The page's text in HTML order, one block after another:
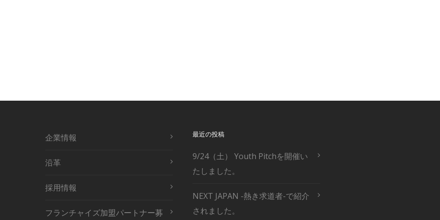
企業情報
沿革
採用情報
フランチャイズ加盟パートナー募
最近の投稿
9/24（土） Youth Pitchを開催い
たしました。
NEXT JAPAN -熱き求道者-で紹介
されました。